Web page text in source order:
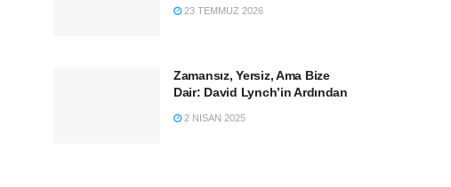
23 TEMMUZ 2026
Zamansız, Yersiz, Ama Bize
Dair: David Lynch’in Ardından
2 NISAN 2025